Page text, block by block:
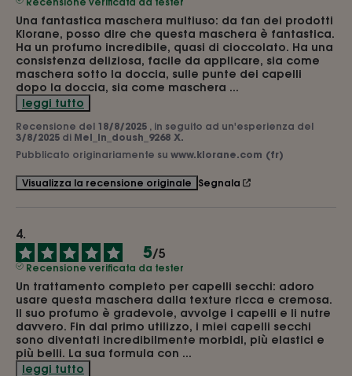
Una fantastica maschera multiuso: da fan dei prodotti
Klorane, posso dire che questa maschera è fantastica.
Ha un profumo incredibile, quasi di cioccolato. Ha una
consistenza deliziosa, facile da applicare, sia come
maschera sotto la doccia, sulle punte dei capelli
dopo la doccia, sia come maschera ...
leggi tutto
Recensione del 18/8/2025 , in seguito ad un'esperienza del
3/8/2025 di Mel_in_doush_9268 X.
Pubblicato originariamente su www.klorane.com (fr)
Visualizza la recensione originale Segnala
5/5
Recensione verificata da tester
Un trattamento completo per capelli secchi: adoro
usare questa maschera dalla texture ricca e cremosa.
Il suo profumo è gradevole, avvolge i capelli e li nutre
davvero. Fin dal primo utilizzo, i miei capelli secchi
sono diventati incredibilmente morbidi, più elastici e
più belli. La sua formula con ...
leggi tutto